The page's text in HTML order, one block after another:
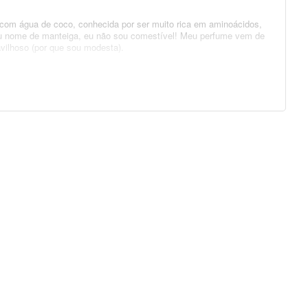
água de coco, conhecida por ser muito rica em aminoácidos,
de manteiga, eu não sou comestível! Meu perfume vem de
(por que sou modesta).
e aplique nas mãos. Emulsione para espalhar e aplique do
condicionador. Use de 15 em 15 dias ou quando se fizer